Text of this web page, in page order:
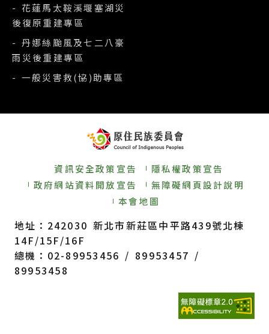
- 花蓮馬太鞍溪堰塞湖災
後復原重建專區
- 丹娜絲颱風及七二八豪
雨災後重建專區
- 一般災害救(協)助專區
資訊安全政策宣告
隱私權政策宣告
政府網站資料開放宣告
無障礙網頁設計說明
本會地圖
地址：242030 新北市新莊區中平路439號北棟
14F/15F/16F
總機：02-89953456 / 89953457 /
89953458